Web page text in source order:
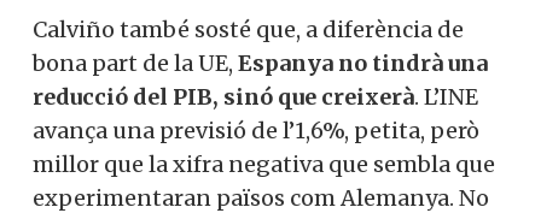
Calviño també sosté que, a diferència de
bona part de la UE, Espanya no tindrà una
reducció del PIB, sinó que creixerà. L’INE
avança una previsió de l’1,6%, petita, però
millor que la xifra negativa que sembla que
experimentaran països com Alemanya. No